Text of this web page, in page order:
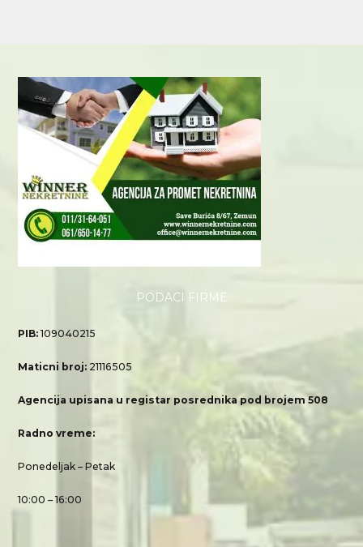
PODACI FIRME
PIB:109040215
Maticni broj: 21116505
Agencija upisana u registar posrednika pod brojem 508
Radno vreme:
Ponedeljak – Petak
10:00 – 16:00